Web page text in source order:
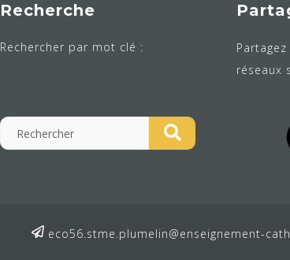
Recherche
Rechercher par mot clé :
réseaux
eco56.stme.plumelin@enseignement-